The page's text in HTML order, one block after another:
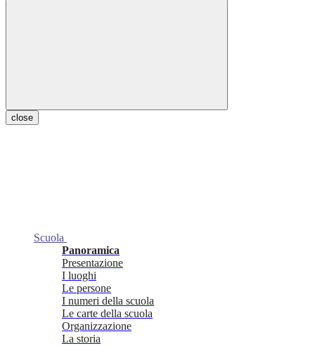
close
Scuola
Panoramica
Presentazione
I luoghi
Le persone
I numeri della scuola
Le carte della scuola
Organizzazione
La storia